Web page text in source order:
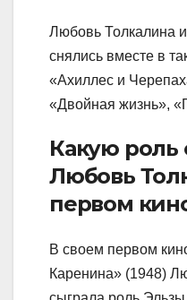
Любовь Толкалина
снялись вместе в
«Ахиллес и
«Двойная жизнь»,
Какую роль
Любовь
первом
В своем первом
Каренина» (1948)